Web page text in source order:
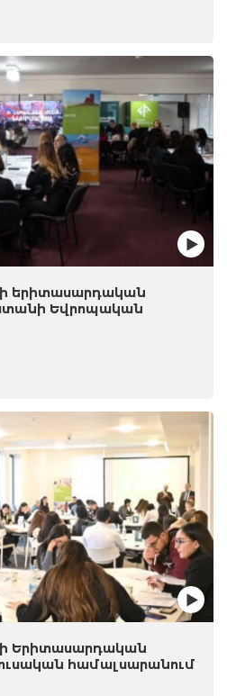
երիտասարդական
Եվրոպական
Երիտասարդական
համալսարանում